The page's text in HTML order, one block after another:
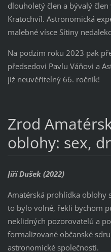
dlouholetý člen a bývalý
Kratochvíl. Astronomická
malebné vísce Sítiny
Na podzim roku 2023 pak
předsedovi Pavlu Váňovi a
již neuvěřitelný 66. ročník!
Zrod
oblohy: sex,
Jiří Dušek (2022)
Amatérská prohlídka oblohy
to bylo volné, řekli bychom
neklidných pozorovatelů a
formalizované občanské
astronomické společnosti.